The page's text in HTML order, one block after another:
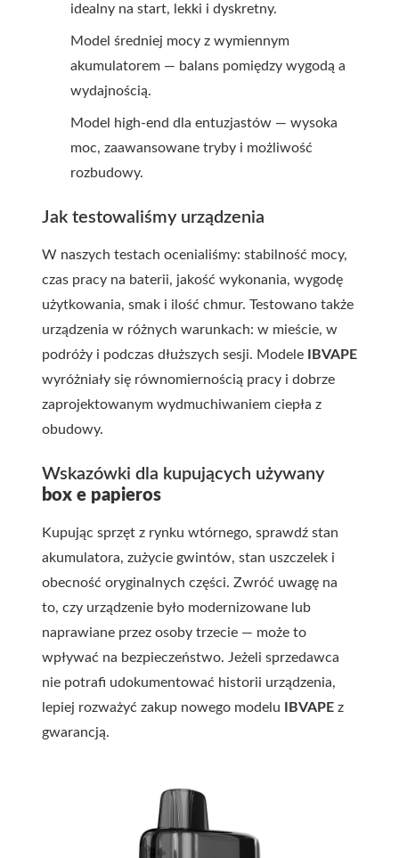
idealny na start, lekki i dyskretny.
Model średniej mocy z wymiennym
akumulatorem — balans pomiędzy wygodą a
wydajnością.
Model high-end dla entuzjastów — wysoka
moc, zaawansowane tryby i możliwość
rozbudowy.
Jak testowaliśmy urządzenia
W naszych testach ocenialiśmy: stabilność mocy,
czas pracy na baterii, jakość wykonania, wygodę
użytkowania, smak i ilość chmur. Testowano także
urządzenia w różnych warunkach: w mieście, w
podróży i podczas dłuższych sesji. Modele
IBVAPE
wyróżniały się równomiernością pracy i dobrze
zaprojektowanym wydmuchiwaniem ciepła z
obudowy.
Wskazówki dla kupujących używany
box e papieros
Kupując sprzęt z rynku wtórnego, sprawdź stan
akumulatora, zużycie gwintów, stan uszczelek i
obecność oryginalnych części. Zwróć uwagę na
to, czy urządzenie było modernizowane lub
naprawiane przez osoby trzecie — może to
wpływać na bezpieczeństwo. Jeżeli sprzedawca
nie potrafi udokumentować historii urządzenia,
lepiej rozważyć zakup nowego modelu
IBVAPE z
gwarancją.